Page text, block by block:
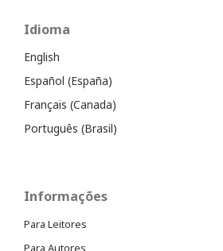
Idioma
English
Español (España)
Français (Canada)
Português (Brasil)
Informações
Para Leitores
Para Autores